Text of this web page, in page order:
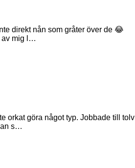
direkt nån som gråter över de 😂
av mig l…
orkat göra något typ. Jobbade till tolv
s…